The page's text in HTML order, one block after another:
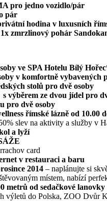
pro jedno vozidlo/pár
pár
hodina v luxusních
zmrzlinový pohár
ve SPA Hotelu Bílý
v komfortně vybavených
stolů pro dvě osoby
výběrem ze dvou jídel pro
pro dvě osoby
římské lázně od
slev na aktivity a služby v
a lyží
card
v restauraci a baru
2014 – naplánujte si
místem, nabízí
metrů od sedačkové lanovky
výletů do Polska, ZOO Dvůr